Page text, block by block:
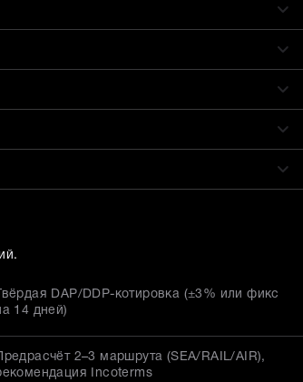
Твёрдая DAP/DDP-котировка (±3% или фикс
14 дней)
Предрасчёт 2–3 маршрута (SEA/RAIL/AIR),
Incoterms